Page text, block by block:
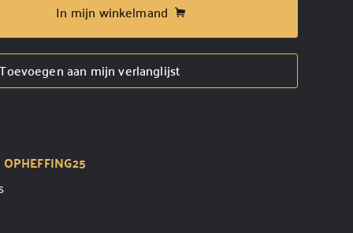
In mijn winkelmand
Toevoegen aan mijn verlanglijst
OPHEFFING25